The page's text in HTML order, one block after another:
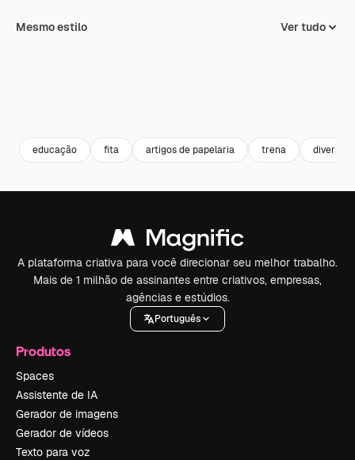
Mesmo estilo Ver tudo
educação fita artigos de papelaria trena diverso
A plataforma criativa para você direcionar seu melhor trabalho.
Mais de 1 milhão de assinantes entre criativos, empresas,
agências e estúdios.
Português
Produtos
Spaces
Assistente de IA
Gerador de imagens
Gerador de vídeos
Texto para voz